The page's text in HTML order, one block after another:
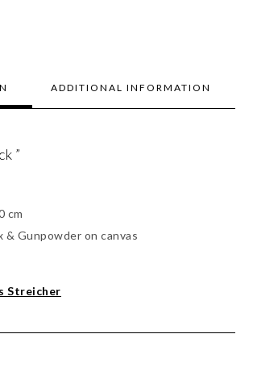
ADDITIONAL INFORMATION
”
cm
& Gunpowder on canvas
Streicher